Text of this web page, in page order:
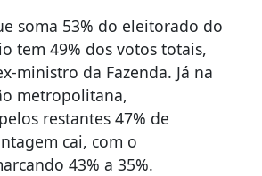
soma 53% do eleitorado do
tem 49% dos votos totais,
ministro da Fazenda. Já na
metropolitana,
restantes 47% de
cai, com o
43% a 35%.